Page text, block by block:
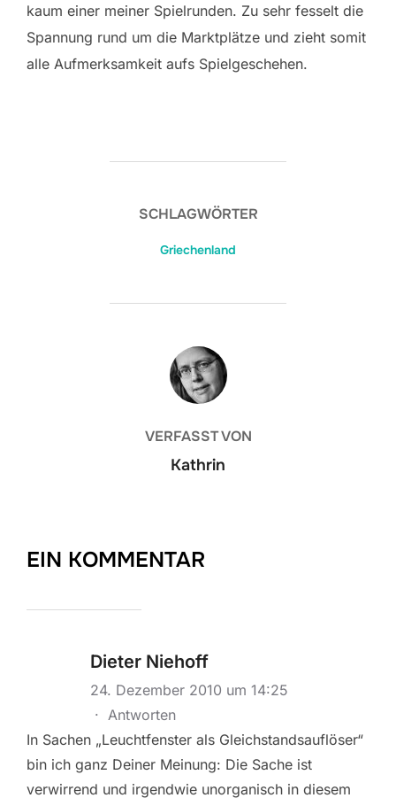
kaum einer meiner Spielrunden. Zu sehr fesselt die
Spannung rund um die Marktplätze und zieht somit
alle Aufmerksamkeit aufs Spielgeschehen.
SCHLAGWÖRTER
Griechenland
BEITRAGSAUTOR
VERFASST VON
Kathrin
EIN KOMMENTAR
Dieter Niehoff
24. Dezember 2010 um 14:25
· Antworten
In Sachen „Leuchtfenster als Gleichstandsauflöser“
bin ich ganz Deiner Meinung: Die Sache ist
verwirrend und irgendwie unorganisch in diesem